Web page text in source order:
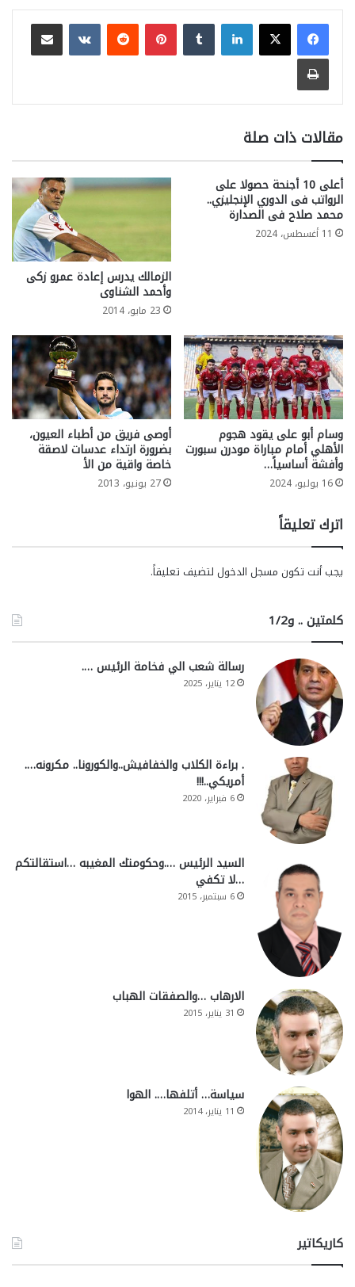
لينكدإن بينتيريست
مشاركة عبر البريد
طباعة
مقالات ذات صلة
أعلى 10 أجنحة حصولا على
الرواتب فى الدوري الإنجليزي..
محمد صلاح فى الصدارة
11 أغسطس، 2024
الزمالك يدرس إعادة عمرو زكى
وأحمد الشناوى
23 مايو، 2014
وسام أبو على يقود هجوم
الأهلي أمام مباراة مودرن سبورت
وأفشة أساسياً…
16 يوليو، 2024
أوصى فريق من أطباء العيون،
بضرورة ارتداء عدسات لاصقة
خاصة واقية من الأ
27 يونيو، 2013
اترك تعليقاً
يجب أنت تكون مسجل الدخول لتضيف تعليقاً.
كلمتين .. و1/2
رسالة شعب الي فخامة الرئيس ….
12 يناير، 2025
. براءة الكلاب والخفافيش..والكورونا.. مكرونه….
أمريكي..!!!
6 فبراير، 2020
السيد الرئيس ….وحكومتك المغيبه …استقالتكم
…لا تكفي
6 سبتمبر، 2015
الارهاب …والصفقات الهباب
31 يناير، 2015
سياسة… أتلفها…. الهوا
11 يناير، 2014
كاريكاتير